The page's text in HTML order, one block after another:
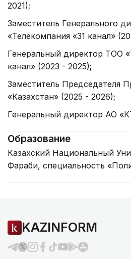
2021);
Заместитель Генерального
«Телекомпания «31 канал»
Генеральный директор ТОО
канал» (2023 - 2025);
Заместитель Председателя
«Казахстан» (2025 - 2026);
Генеральный директор АО
Образование
Казахский Национальный
Фараби, специальность
KAZINFORM